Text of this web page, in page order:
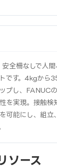
全柵なしで人間
です。4kgから
プし、FANUC
を実現。接触検
可能にし、組立
ソース